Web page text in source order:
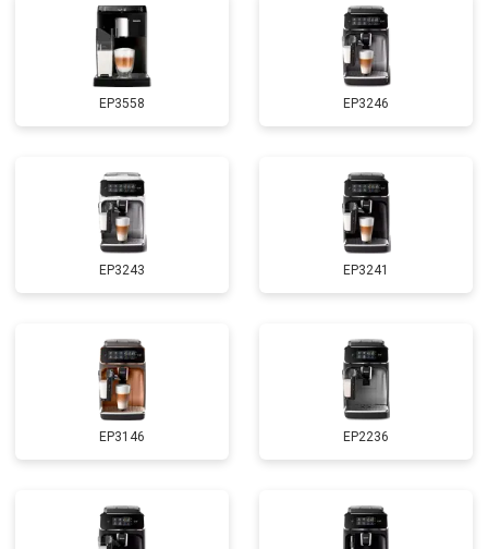
EP3558 EP3246
EP3243 EP3241
EP3146 EP2236